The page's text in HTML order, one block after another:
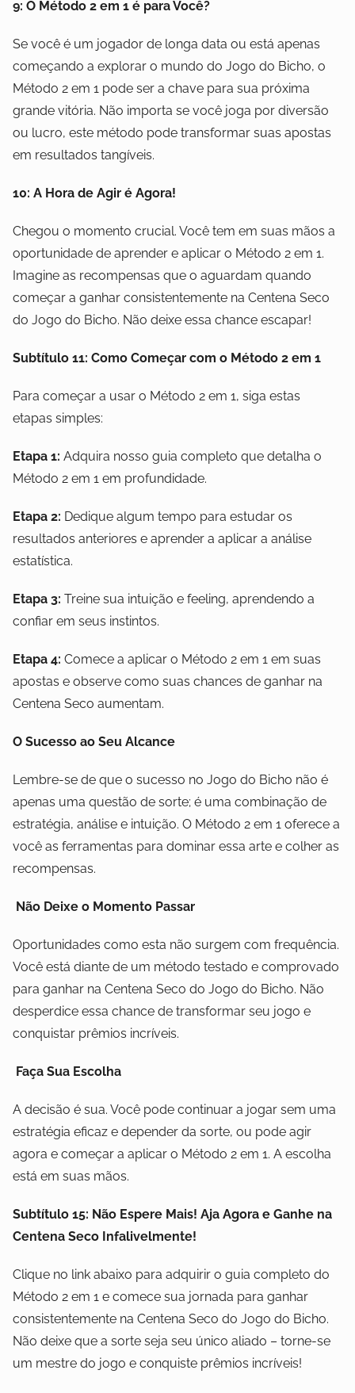
9: O Método 2 em 1 é para Você?
Se você é um jogador de longa data ou está apenas
começando a explorar o mundo do Jogo do Bicho, o
Método 2 em 1 pode ser a chave para sua próxima
grande vitória. Não importa se você joga por diversão
ou lucro, este método pode transformar suas apostas
em resultados tangíveis.
10: A Hora de Agir é Agora!
Chegou o momento crucial. Você tem em suas mãos a
oportunidade de aprender e aplicar o Método 2 em 1.
Imagine as recompensas que o aguardam quando
começar a ganhar consistentemente na Centena Seco
do Jogo do Bicho. Não deixe essa chance escapar!
Subtítulo 11: Como Começar com o Método 2 em 1
Para começar a usar o Método 2 em 1, siga estas
etapas simples:
Etapa 1: Adquira nosso guia completo que detalha o
Método 2 em 1 em profundidade.
Etapa 2: Dedique algum tempo para estudar os
resultados anteriores e aprender a aplicar a análise
estatística.
Etapa 3: Treine sua intuição e feeling, aprendendo a
confiar em seus instintos.
Etapa 4: Comece a aplicar o Método 2 em 1 em suas
apostas e observe como suas chances de ganhar na
Centena Seco aumentam.
O Sucesso ao Seu Alcance
Lembre-se de que o sucesso no Jogo do Bicho não é
apenas uma questão de sorte; é uma combinação de
estratégia, análise e intuição. O Método 2 em 1 oferece a
você as ferramentas para dominar essa arte e colher as
recompensas.
Não Deixe o Momento Passar
Oportunidades como esta não surgem com frequência.
Você está diante de um método testado e comprovado
para ganhar na Centena Seco do Jogo do Bicho. Não
desperdice essa chance de transformar seu jogo e
conquistar prêmios incríveis.
Faça Sua Escolha
A decisão é sua. Você pode continuar a jogar sem uma
estratégia eficaz e depender da sorte, ou pode agir
agora e começar a aplicar o Método 2 em 1. A escolha
está em suas mãos.
Subtítulo 15: Não Espere Mais! Aja Agora e Ganhe na
Centena Seco Infalivelmente!
Clique no link abaixo para adquirir o guia completo do
Método 2 em 1 e comece sua jornada para ganhar
consistentemente na Centena Seco do Jogo do Bicho.
Não deixe que a sorte seja seu único aliado – torne-se
um mestre do jogo e conquiste prêmios incríveis!